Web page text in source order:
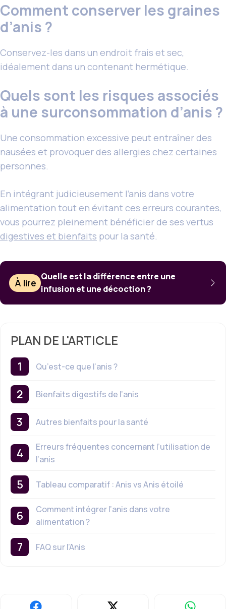
Comment conserver les graines
d’anis ?
Conservez-les dans un endroit frais et sec,
idéalement dans un contenant hermétique.
Quels sont les risques associés
à une surconsommation d’anis ?
Une consommation excessive peut entraîner des
nausées et provoquer des allergies chez certaines
personnes.
En intégrant judicieusement l’anis dans votre
alimentation tout en évitant ces erreurs courantes,
vous pourrez pleinement bénéficier de ses vertus
digestives et bienfaits pour la santé.
À lire
Quelle est la différence entre une
infusion et une décoction ?
PLAN DE L'ARTICLE
Qu’est-ce que l’anis ?
Bienfaits digestifs de l’anis
Autres bienfaits pour la santé
Erreurs fréquentes concernant l’utilisation de
l’anis
Tableau comparatif : Anis vs Anis étoilé
Comment intégrer l’anis dans votre
alimentation ?
FAQ sur l’Anis